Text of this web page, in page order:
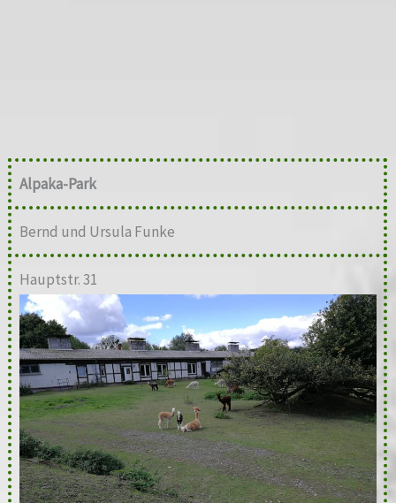
Alpaka-Park
Bernd und Ursula Funke
Hauptstr. 31